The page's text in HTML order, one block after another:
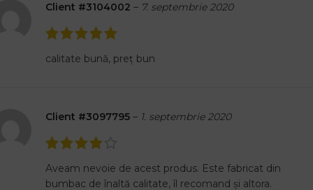
Client #3104002 – 7. septembrie 2020
calitate bună, preț bun
Client #3097795 – 1. septembrie 2020
Aveam nevoie de acest produs. Este fabricat din
bumbac de înaltă calitate, îl recomand și altora.